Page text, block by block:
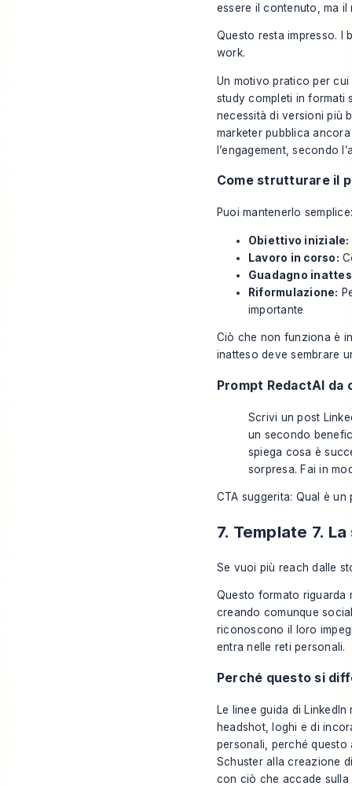
essere il contenuto, ma il
Questo resta impresso. I
work.
Un motivo pratico per
study completi in formati
necessità di versioni più
marketer pubblica
l’engagement, secondo
Come strutturare il
Puoi mantenerlo semplice:
Obiettivo iniziale:
Lavoro in corso:
Guadagno
Riformulazione:
importante
Ciò che non funziona è
inatteso deve sembrare
Prompt RedactAI da
Scrivi un post
un secondo
spiega cosa è
sorpresa. Fai in
CTA suggerita: Qual è
7. Template 7.
Se vuoi più reach dalle
Questo formato riguarda
creando comunque
riconoscono il loro
entra nelle reti personali.
Perché questo si
Le linee guida di
headshot, loghi e di
personali, perché questo
Schuster alla creazione
con ciò che accade